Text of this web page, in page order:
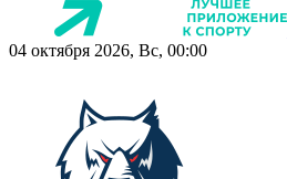
04 октября 2026, Вс, 00:00